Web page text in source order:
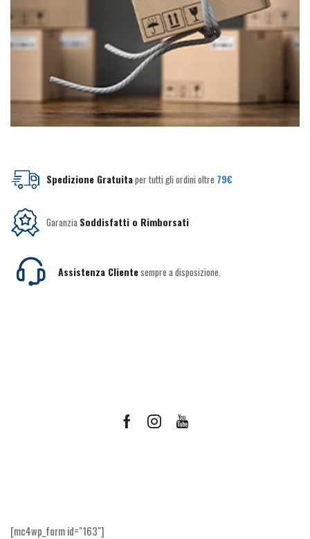
Spedizione Gratuitaper tutti gli ordini oltre 79€
Garanzia Soddisfatti o Rimborsati
Assistenza Clientesempre a disposizione.
FacebookInstagramYoutube
[mc4wp_form id="163"]